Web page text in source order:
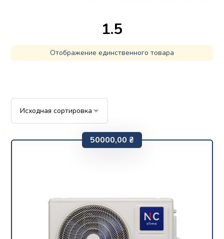
1.5
Отображение единственного товара
50000,00 ₴